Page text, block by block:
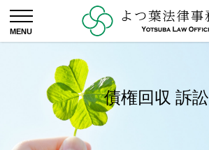
債権回収 訴訟